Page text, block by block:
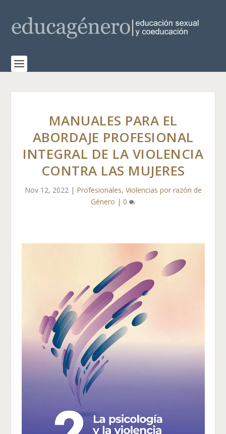
MANUALES PARA EL
ABORDAJE PROFESIONAL
INTEGRAL DE LA VIOLENCIA
CONTRA LAS MUJERES
Nov 12, 2022| Profesionales, Violencias por razón de
Género | 0